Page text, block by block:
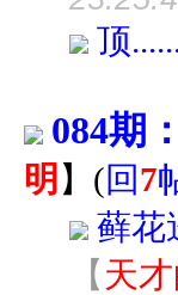
顶
084期
明 】 (回7
藓花
【 天